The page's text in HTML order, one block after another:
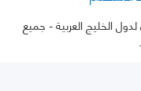
- جميع